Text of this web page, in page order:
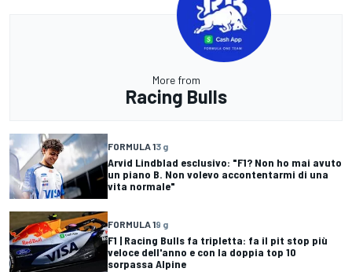
More from
Racing Bulls
FORMULA 13 g
Arvid Lindblad esclusivo: "F1? Non ho mai avuto
un piano B. Non volevo accontentarmi di una
vita normale"
FORMULA 19 g
F1 | Racing Bulls fa tripletta: fa il pit stop più
veloce dell'anno e con la doppia top 10
sorpassa Alpine